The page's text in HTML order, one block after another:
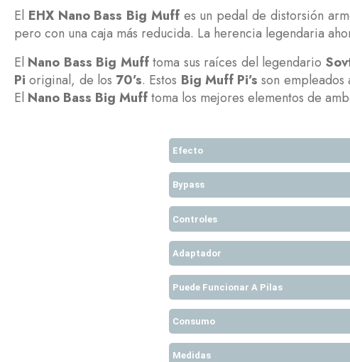
El EHX Nano Bass Big Muffes un pedal de distorsión
pero con una caja más reducida. La herencia legendaria
El Nano Bass Big Mufftoma sus raíces del legendario
Pi original, de los 70’s. Estos Big Muff Pi’s son
El Nano Bass Big Mufftoma los mejores elementos de
Efecto
Bypass
Controles
Adaptador
Puede Funcionar A Pilas
Consumo
Medidas